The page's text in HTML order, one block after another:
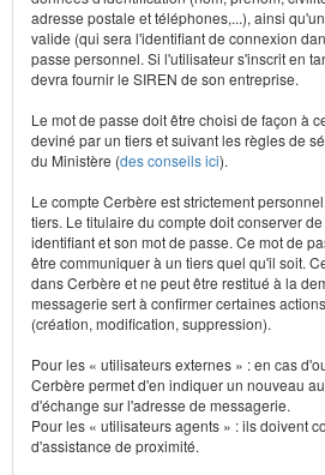
adresse postale et téléphones,...), ainsi
valide (qui sera l'identifiant de connexion
passe personnel. Si l'utilisateur s'inscrit en
devra fournir le SIREN de son entreprise.
Le mot de passe doit être choisi de façon à
deviné par un tiers et suivant les règles de
du Ministère (des conseils ici).
Le compte Cerbère est strictement
tiers. Le titulaire du compte doit conserver
identifiant et son mot de passe. Ce mot de
être communiquer à un tiers quel qu'il soit.
dans Cerbère et ne peut être restitué à la
messagerie sert à confirmer certaines
(création, modification, suppression).
Pour les « utilisateurs externes » : en cas
Cerbère permet d'en indiquer un nouveau
d'échange sur l'adresse de messagerie.
Pour les « utilisateurs agents » : ils doivent
d'assistance de proximité.